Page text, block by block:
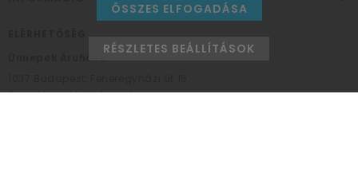
Ünnepek Áruháza
Személyes átvételi pont
ÖSSZES ELFOGADÁSA
RÉSZLETES BEÁLLÍTÁSOK